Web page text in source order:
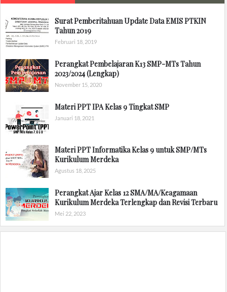
Surat Pemberitahuan Update Data EMIS PTKIN
Tahun 2019
Februari 18, 2019
Perangkat Pembelajaran K13 SMP-MTs Tahun
2023/2024 (Lengkap)
November 15, 2020
Materi PPT IPA Kelas 9 Tingkat SMP
Januari 18, 2021
Materi PPT Informatika Kelas 9 untuk SMP/MTs
Kurikulum Merdeka
Agustus 18, 2025
Perangkat Ajar Kelas 12 SMA/MA/Keagamaan
Kurikulum Merdeka Terlengkap dan Revisi Terbaru
Mei 22, 2023